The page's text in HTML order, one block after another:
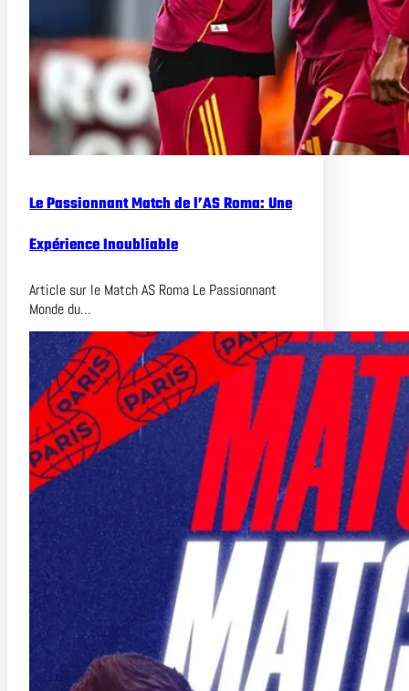
Le Passionnant Match de l’AS Roma: Une
Expérience Inoubliable
Article sur le Match AS Roma Le Passionnant
Monde du…